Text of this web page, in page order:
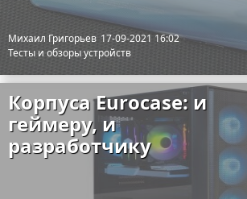
Михаил Григорьев 17-09-2021 16:02
Тесты и обзоры устройств
Корпуса Eurocase: и
геймеру, и
разработчику